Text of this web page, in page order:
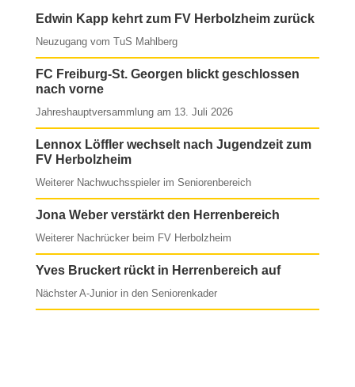
Edwin Kapp kehrt zum FV Herbolzheim zurück
Neuzugang vom TuS Mahlberg
FC Freiburg-St. Georgen blickt geschlossen
nach vorne
Jahreshauptversammlung am 13. Juli 2026
Lennox Löffler wechselt nach Jugendzeit zum
FV Herbolzheim
Weiterer Nachwuchsspieler im Seniorenbereich
Jona Weber verstärkt den Herrenbereich
Weiterer Nachrücker beim FV Herbolzheim
Yves Bruckert rückt in Herrenbereich auf
Nächster A-Junior in den Seniorenkader